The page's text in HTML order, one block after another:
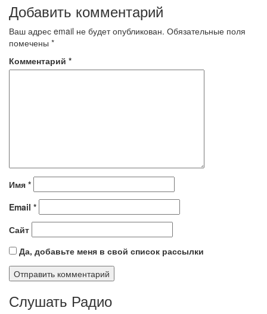
Добавить комментарий
Ваш адрес email не будет опубликован. Обязательные поля
помечены *
Комментарий *
Имя *
Email *
Сайт
Да, добавьте меня в свой список рассылки
Слушать Радио